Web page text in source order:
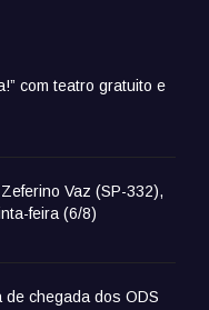
com teatro gratuito e
Vaz (SP-332),
feira (6/8)
chegada dos ODS